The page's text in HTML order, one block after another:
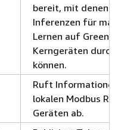
bereit, mit denen
Inferenzen für
Lernen auf
Kerngeräten
können.
Ruft Informationen
lokalen Modbus
Geräten ab.